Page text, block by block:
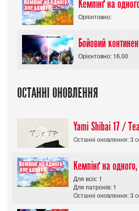
Орієнтовно:
Бойовий
Орієнтовно: 16.00
ОСТАННІ ОНОВЛЕННЯ
Yami Shibai 17 /
Останні оновлення: 3
Для всіх: 1
Для патронів: 1
Останні оновлення: 3